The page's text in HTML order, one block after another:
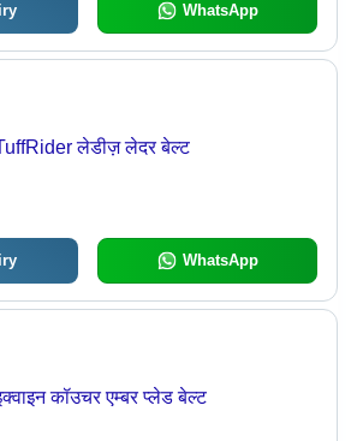
WhatsApp
लेडीज़ लेदर बेल्ट
WhatsApp
कॉउचर एम्बर प्लेड बेल्ट